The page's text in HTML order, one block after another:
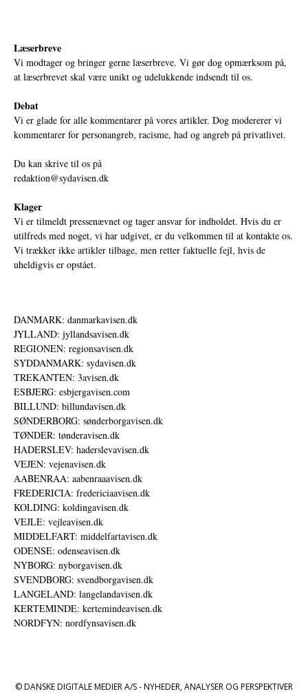
Læserbreve
Vi modtager og bringer gerne læserbreve. Vi gør dog opmærksom på,
at læserbrevet skal være unikt og udelukkende indsendt til os.
Debat
Vi er glade for alle kommentarer på vores artikler. Dog modererer vi
kommentarer for personangreb, racisme, had og angreb på privatlivet.
Du kan skrive til os på
redaktion@sydavisen.dk
Klager
Vi er tilmeldt pressenævnet og tager ansvar for indholdet. Hvis du er
utilfreds med noget, vi har udgivet, er du velkommen til at kontakte os.
Vi trækker ikke artikler tilbage, men retter faktuelle fejl, hvis de
uheldigvis er opstået.
DANMARK: danmarkavisen.dk
JYLLAND: jyllandsavisen.dk
REGIONEN: regionsavisen.dk
SYDDANMARK: sydavisen.dk
TREKANTEN: 3avisen.dk
ESBJERG: esbjergavisen.com
BILLUND: billundavisen.dk
SØNDERBORG: sønderborgavisen.dk
TØNDER: tønderavisen.dk
HADERSLEV: haderslevavisen.dk
VEJEN: vejenavisen.dk
AABENRAA: aabenraaavisen.dk
FREDERICIA: fredericiaavisen.dk
KOLDING: koldingavisen.dk
VEJLE: vejleavisen.dk
MIDDELFART: middelfartavisen.dk
ODENSE: odenseavisen.dk
NYBORG: nyborgavisen.dk
SVENDBORG: svendborgavisen.dk
LANGELAND: langelandavisen.dk
KERTEMINDE: kertemindeavisen.dk
NORDFYN: nordfynsavisen.dk
© DANSKE DIGITALE MEDIER A/S - NYHEDER, ANALYSER OG PERSPEKTIVER